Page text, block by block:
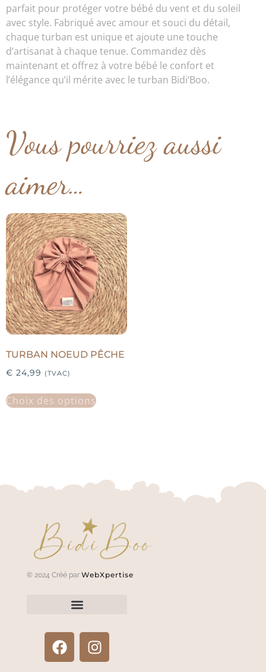
parfait pour protéger votre bébé du vent et du soleil
avec style. Fabriqué avec amour et souci du détail,
chaque turban est unique et ajoute une touche
d’artisanat à chaque tenue. Commandez dès
maintenant et offrez à votre bébé le confort et
l’élégance qu’il mérite avec le turban Bidi’Boo.
Vous pourriez aussi
aimer…
TURBAN NOEUD PÊCHE
€ 24,99 (TVAC)
Choix des options
© 2024 Créé par WebXpertise